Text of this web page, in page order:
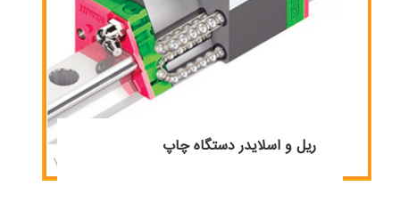
ریل و اسلایدر دستگاه چاپ